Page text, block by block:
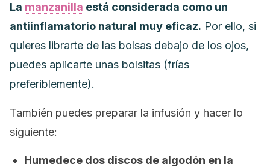
La manzanilla está considerada como un
antiinflamatorio natural muy eficaz. Por ello, si
quieres librarte de las bolsas debajo de los ojos,
puedes aplicarte unas bolsitas (frías
preferiblemente).
También puedes preparar la infusión y hacer lo
siguiente:
Humedece dos discos de algodón en la